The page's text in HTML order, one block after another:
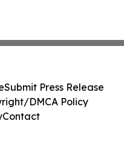
Submit Press Release
DMCA Policy
Contact